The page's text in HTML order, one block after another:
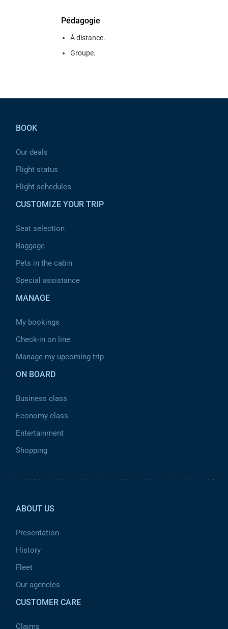
Pédagogie
À distance.
Groupe.
BOOK
Our deals
Flight status
Flight schedules
CUSTOMIZE YOUR TRIP
Seat selection
Baggage
Pets in the cabin
Special assistance
MANAGE
My bookings
Check-in on line
Manage my upcoming trip
ON BOARD
Business class
Economy class
Entertainment
Shopping
ABOUT US
Presentation
History
Fleet
Our agencies
CUSTOMER CARE
Claims